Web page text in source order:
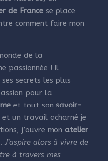
de France se place
comment faire mon
de la
passionnée ! Il
secrets les plus
pour la
et tout son savoir-
un travail acharné je
j’ouvre mon atelier
J’aspire alors à vivre de
à travers mes